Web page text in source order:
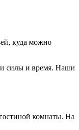
, куда можно
силы и время. Наши
комнаты. На